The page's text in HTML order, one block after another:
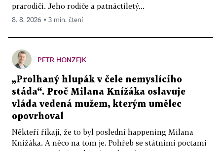
prarodiči. Jeho rodiče a patnáctiletý...
8. 8. 2026 ▪ 3 min. čtení
PETR HONZEJK
„Prolhaný hlupák v čele nemyslícího
stáda“. Proč Milana Knížáka oslavuje
vláda vedená mužem, kterým umělec
opovrhoval
Někteří říkají, že to byl poslední happening Milana
Knížáka. A něco na tom je. Pohřeb se státními poctami